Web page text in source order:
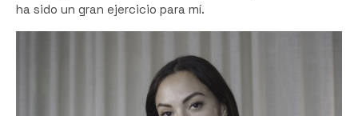
ha sido un gran ejercicio para mí.